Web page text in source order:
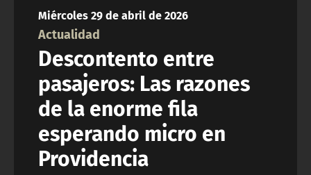
Miércoles 29 de abril de 2026
Actualidad
Descontento entre
pasajeros: Las razones
de la enorme fila
esperando micro en
Providencia